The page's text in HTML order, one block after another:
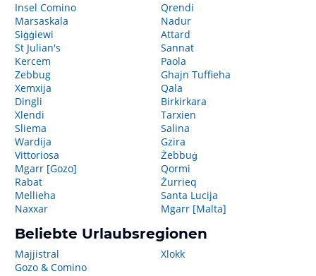
Insel Comino
Marsaskala
Siġġiewi
St Julian's
Kercem
Zebbug
Xemxija
Dingli
Xlendi
Sliema
Wardija
Vittoriosa
Mgarr [Gozo]
Rabat
Mellieha
Naxxar
Qrendi
Nadur
Attard
Sannat
Paola
Ghajn Tuffieha
Qala
Birkirkara
Tarxien
Salina
Gzira
Żebbuġ
Qormi
Żurrieq
Santa Lucija
Mgarr [Malta]
Beliebte Urlaubsregionen
Majjistral
Gozo & Comino
Xlokk